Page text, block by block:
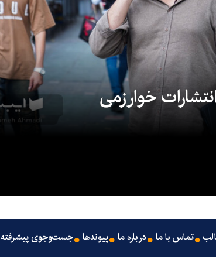
خوارزمی
تماس با ما درباره ما پیوندها جست‌وجوی پیشرفته